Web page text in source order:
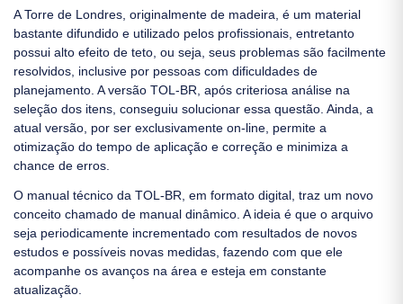
A Torre de Londres, originalmente de madeira, é um material
bastante difundido e utilizado pelos profissionais, entretanto
possui alto efeito de teto, ou seja, seus problemas são facilmente
resolvidos, inclusive por pessoas com dificuldades de
planejamento. A versão TOL-BR, após criteriosa análise na
seleção dos itens, conseguiu solucionar essa questão. Ainda, a
atual versão, por ser exclusivamente on-line, permite a
otimização do tempo de aplicação e correção e minimiza a
chance de erros.
O manual técnico da TOL-BR, em formato digital, traz um novo
conceito chamado de manual dinâmico. A ideia é que o arquivo
seja periodicamente incrementado com resultados de novos
estudos e possíveis novas medidas, fazendo com que ele
acompanhe os avanços na área e esteja em constante
atualização.